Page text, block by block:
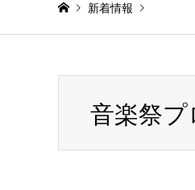
新着情報
音楽祭プロフィール枠2.5
音楽祭プ